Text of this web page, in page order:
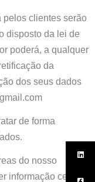
pelos clientes serão
disposto da lei de
poderá, a qualquer
da
dos seus dados
de forma
do nosso
informação cedida